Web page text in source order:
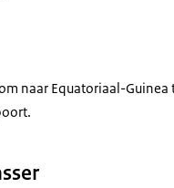
naar Equatoriaal-Guinea